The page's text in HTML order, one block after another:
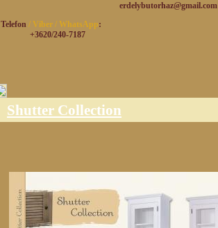
erdelybutorhaz@gmail.com
Telefon / Viber / WhatsApp:
+3620/240-7187
Shutter Collection